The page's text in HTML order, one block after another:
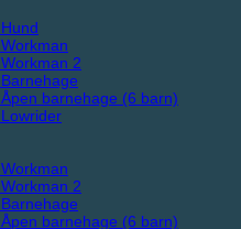
2
barnehage (6 barn)
2
barnehage (6 barn)